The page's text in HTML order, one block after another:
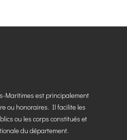
Maritimes est principalement
ou honoraires. Il facilite les
ou les corps constitués et
du département.